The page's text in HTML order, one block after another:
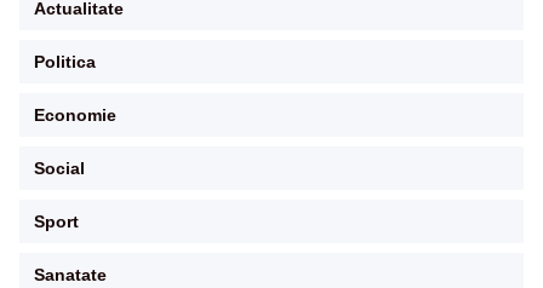
Actualitate
Politica
Economie
Social
Sport
Sanatate